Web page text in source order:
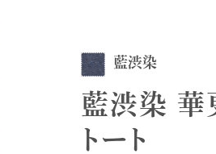
墨備長炭染
京都宇治茶染
藍渋染
藍渋染 華
トート